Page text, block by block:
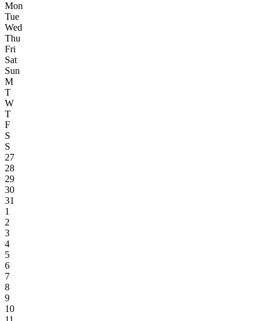
Mon
Tue
Wed
Thu
Fri
Sat
Sun
M
T
W
T
F
S
S
27
28
29
30
31
1
2
3
4
5
6
7
8
9
10